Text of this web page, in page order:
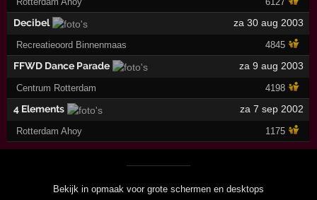
Decibel za 30 aug 2003
Recreatieoord Binnenmaas 4845
FFWD Dance Parade za 9 aug 2003
Centrum Rotterdam 4198
4 Elements za 7 sep 2002
Rotterdam Ahoy 1175
Bekijk in opmaak voor grote schermen en desktops